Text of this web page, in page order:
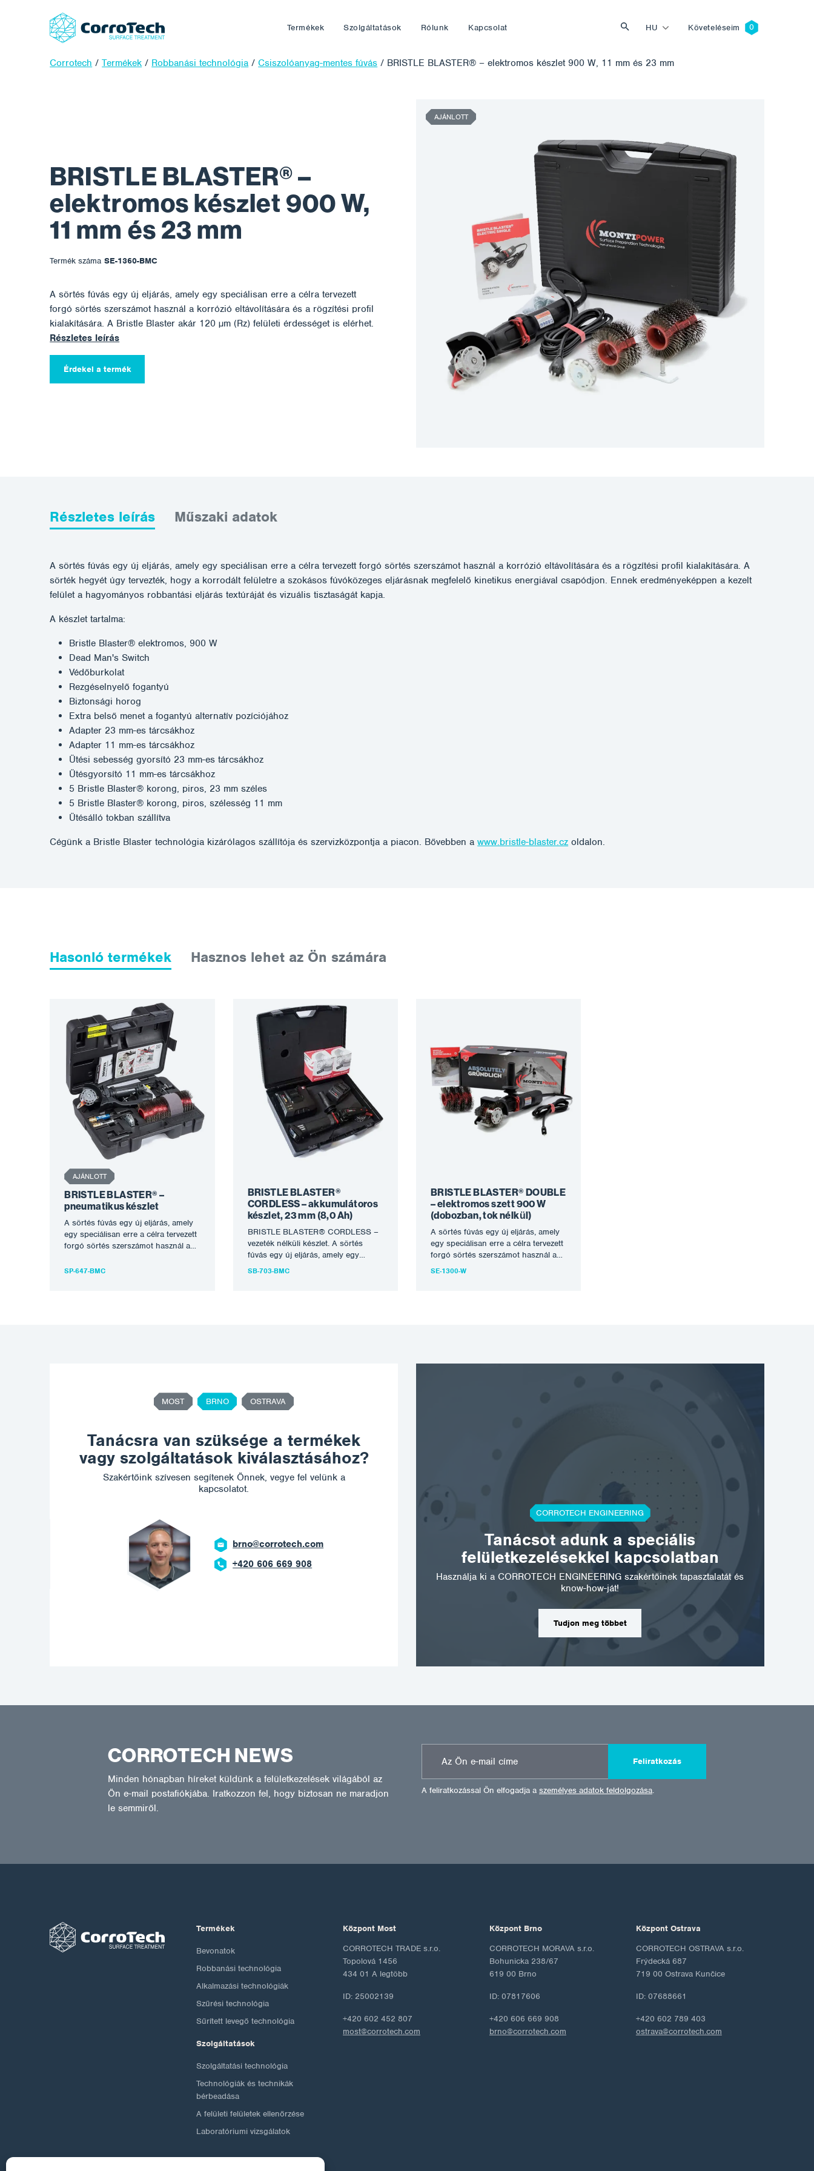
Termékek Szolgáltatások Rólunk Kapcsolat HU Követeléseim
Corrotech /Termékek / Robbanási technológia /Csiszolóanyag-mentes fúvás / BRISTLE BLASTER® – elektromos készlet 900 W, 11 mm és 23 mm
BRISTLE BLASTER® –
elektromos készlet 900 W,
11 mm és 23 mm
Termék száma SE-1360-BMC
A sörtés fúvás egy új eljárás, amely egy speciálisan erre a célra tervezett
forgó sörtés szerszámot használ a korrózió eltávolítására és a rögzítési profil
kialakítására. A Bristle Blaster akár 120 µm (Rz) felületi érdességet is elérhet.
Részletes leírás
Érdekel a termék
AJÁNLOTT
Részletes leírás Műszaki adatok
A sörtés fúvás egy új eljárás, amely egy speciálisan erre a célra tervezett forgó sörtés szerszámot használ a korrózió eltávolítására és a rögzítési profil kialakítására. A
sörték hegyét úgy tervezték, hogy a korrodált felületre a szokásos fúvóközeges eljárásnak megfelelő kinetikus energiával csapódjon. Ennek eredményeképpen a kezelt
felület a hagyományos robbantási eljárás textúráját és vizuális tisztaságát kapja.
A készlet tartalma:
Bristle Blaster® elektromos, 900 W
Dead Man's Switch
Védőburkolat
Rezgéselnyelő fogantyú
Biztonsági horog
Extra belső menet a fogantyú alternatív pozíciójához
Adapter 23 mm-es tárcsákhoz
Adapter 11 mm-es tárcsákhoz
Ütési sebesség gyorsító 23 mm-es tárcsákhoz
Ütésgyorsító 11 mm-es tárcsákhoz
5 Bristle Blaster® korong, piros, 23 mm széles
5 Bristle Blaster® korong, piros, szélesség 11 mm
Ütésálló tokban szállítva
Cégünk a Bristle Blaster technológia kizárólagos szállítója és szervizközpontja a piacon. Bővebben awww.bristle-blaster.cz oldalon.
Hasonló termékek Hasznos lehet az Ön számára
AJÁNLOTT
BRISTLE BLASTER® –
pneumatikus készlet
A sörtés fúvás egy új eljárás, amely
egy speciálisan erre a célra tervezett
forgó sörtés szerszámot használ a
SP-647-BMC
BRISTLE BLASTER®
CORDLESS – akkumulátoros
készlet, 23 mm (8,0 Ah)
BRISTLE BLASTER® CORDLESS –
vezeték nélküli készlet. A sörtés
fúvás egy új eljárás, amely egy
speciálisan erre a célra tervezett…
SB-703-BMC
BRISTLE BLASTER® DOUBLE
– elektromos szett 900 W
(dobozban, tok nélkül)
A sörtés fúvás egy új eljárás, amely
egy speciálisan erre a célra tervezett
forgó sörtés szerszámot használ a
korrózió eltávolítására…
SE-1300-W
MOST BRNO OSTRAVA
Tanácsra van szüksége a termékek
vagy szolgáltatások kiválasztásához?
Szakértőink szívesen segítenek Önnek, vegye fel velünk a
kapcsolatot.
ostrava@corrotech.com
+420 602 789 403
CORROTECH ENGINEERING
Tanácsot adunk a speciális
felületkezelésekkel kapcsolatban
Használja ki a CORROTECH ENGINEERING szakértőinek tapasztalatát és
know-how-ját!
Tudjon meg többet
CORROTECH NEWS
Minden hónapban híreket küldünk a felületkezelések világából az
Ön e-mail postafiókjába. Iratkozzon fel, hogy biztosan ne maradjon
le semmiről.
Feliratkozás
A feliratkozással Ön elfogadja a személyes adatok feldolgozása.
Termékek
Bevonatok
Robbanási technológia
Alkalmazási technológiák
Szűrési technológia
Sűrített levegő technológia
Szolgáltatások
Szolgáltatási technológia
Technológiák és technikák
bérbeadása
A felületi felületek ellenőrzése
Laboratóriumi vizsgálatok
Központ Most
CORROTECH TRADE s.r.o.
Topolová 1456
434 01 A legtöbb
ID: 25002139
+420 602 452 807
most@corrotech.com
Központ Brno
CORROTECH MORAVA s.r.o.
Bohunicka 238/67
619 00 Brno
ID: 07817606
+420 606 669 908
brno@corrotech.com
Központ Ostrava
CORROTECH OSTRAVA s.r.o.
Frýdecká 687
719 00 Ostrava Kunčice
ID: 07688661
+420 602 789 403
ostrava@corrotech.com